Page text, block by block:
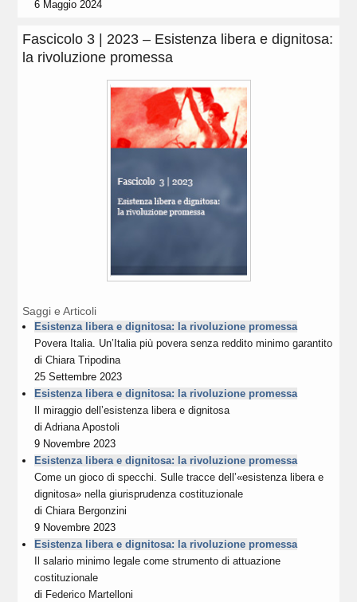
6 Maggio 2024
Fascicolo 3 | 2023 – Esistenza libera e dignitosa:
la rivoluzione promessa
Saggi e Articoli
Esistenza libera e dignitosa: la rivoluzione promessa
Povera Italia. Un’Italia più povera senza reddito minimo garantito
diChiara Tripodina
25 Settembre 2023
Esistenza libera e dignitosa: la rivoluzione promessa
Il miraggio dell’esistenza libera e dignitosa
diAdriana Apostoli
9 Novembre 2023
Esistenza libera e dignitosa: la rivoluzione promessa
Come un gioco di specchi. Sulle tracce dell’«esistenza libera e
dignitosa» nella giurisprudenza costituzionale
diChiara Bergonzini
9 Novembre 2023
Esistenza libera e dignitosa: la rivoluzione promessa
Il salario minimo legale come strumento di attuazione
costituzionale
di Federico Martelloni